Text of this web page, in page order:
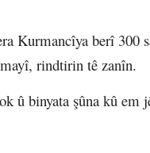
Kurmancîya berî 300
rindtirin tê zanîn.
û binyata şûna kû em